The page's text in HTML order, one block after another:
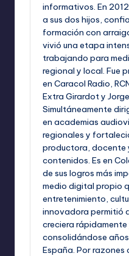
informativos. En
a sus dos hijos,
formación con
vivió una etapa
trabajando para
regional y local. Fue
en Caracol Radio,
Extra Girardot y
Simultáneamente
en academias
regionales y
productora, docente
contenidos. Es en
de sus logros más
medio digital propio
entretenimiento,
innovadora permitió
creciera
consolidándose
España. Por razones